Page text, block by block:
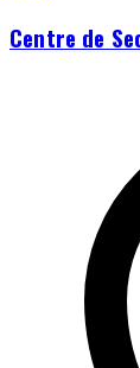
Centre de